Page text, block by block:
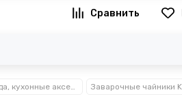
Посуда, кухонные аксессуары и принадлежности TM Kamille TM Ofenbach